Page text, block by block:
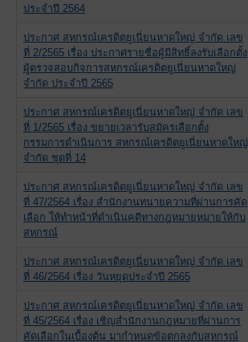
ประจำปี 2564
ประกาศ สหกรณ์เครดิตยูเนี่ยนหาดใหญ่ จำกัด เลข
ที่ 2/2565 เรื่อง ประกาศรายชื่อผู้มีสิทธิ์ลงรับเลือกตั้ง
ผู้ตรวจสอบกิจการสหกรณ์เครดิตยูเนี่ยนหาดใหญ่
จำกัด ประจำปี 2565
ประกาศ สหกรณ์เครดิตยูเนี่ยนหาดใหญ่ จำกัด เลข
ที่ 1/2565 เรื่อง ขยายเวลารับสมัครเลือกตั้ง
กรรมการดำเนินการ สหกรณ์เครดิตยูเนี่ยนหาดใหญ่
จำกัด ชุดที่ 14
ประกาศ สหกรณ์เครดิตยูเนี่ยนหาดใหญ่ จำกัด เลข
ที่ 47/2564 เรื่อง สำนักงานทนายความที่ผ่านการคัด
เลือก ให้ทำหน้าที่ดำเนินคดีทางกฎหมายหมายให้กับ
สหกรณ์
ประกาศ สหกรณ์เครดิตยูเนี่ยนหาดใหญ่ จำกัด เลข
ที่ 46/2564 เรื่อง วันหยุดประจำปี 2565
ประกาศ สหกรณ์เครดิตยูเนี่ยนหาดใหญ่ จำกัด เลข
ที่ 45/2564 เรื่อง เชิญสำนักงานกฎหมายที่ผ่านการ
คัดเลือกในเบื้องต้น มากำหนดข้อตกลงกับสหกรณ์